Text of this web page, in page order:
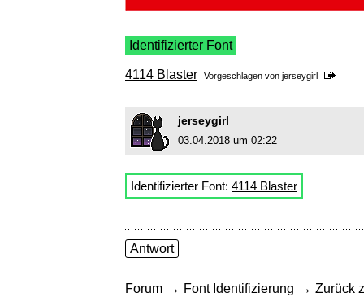
Identifizierter Font
4114 Blaster Vorgeschlagen von jerseygirl
jerseygirl
03.04.2018 um 02:22
Identifizierter Font: 4114 Blaster
Antwort
Forum → Font Identifizierung → Zurück